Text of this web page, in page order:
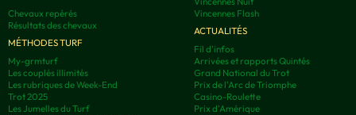
Chevaux repérés
Résultats des chevaux
MÉTHODES TURF
My-grmturf
Les couplés illimités
Les rubriques de Week-End
Trot 2025
Les Jumelles du Turf
Vincennes Flash
ACTUALITÉS
Fil d'infos
Arrivées et rapports Quintés
Grand National du Trot
Prix de l'Arc de Triomphe
Casino-Roulette
Prix d'Amérique